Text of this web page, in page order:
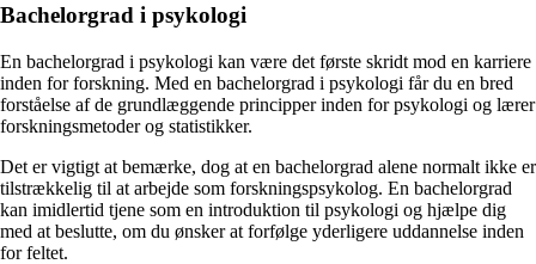
Bachelorgrad i psykologi
En bachelorgrad i psykologi kan være det første skridt mod en karriere
inden for forskning. Med en bachelorgrad i psykologi får du en bred
forståelse af de grundlæggende principper inden for psykologi og lærer
forskningsmetoder og statistikker.
Det er vigtigt at bemærke, dog at en bachelorgrad alene normalt ikke er
tilstrækkelig til at arbejde som forskningspsykolog. En bachelorgrad
kan imidlertid tjene som en introduktion til psykologi og hjælpe dig
med at beslutte, om du ønsker at forfølge yderligere uddannelse inden
for feltet.